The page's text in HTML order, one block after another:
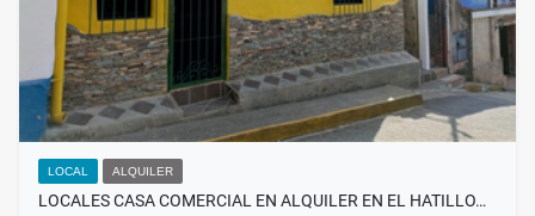
LOCAL ALQUILER
LOCALES CASA COMERCIAL EN ALQUILER EN EL HATILLO…